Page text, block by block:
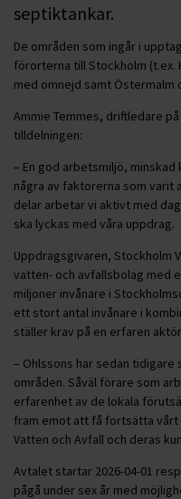
septiktankar.
De områden som ingår i
förorterna till Stockholm (t.ex.
med omnejd samt Östermalm
Ammie Temmes, driftledare
tilldelningen:
– En god arbetsmiljö,
några av faktorerna som varit
delar arbetar vi aktivt med
ska lyckas med våra uppdrag.
Uppdragsgivaren, Stockholm
vatten- och avfallsbolag med
miljoner invånare i
ett stort antal invånare i
ställer krav på en erfaren
– Ohlssons har sedan
områden. Såväl förare som
erfarenhet av de lokala
fram emot att få fortsätta
Vatten och Avfall och deras
Avtalet startar 2026-04-01
pågå under sex år med